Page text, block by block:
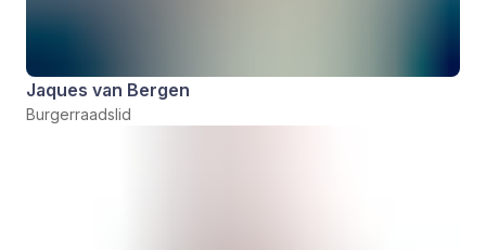
Jaques van Bergen
Burgerraadslid